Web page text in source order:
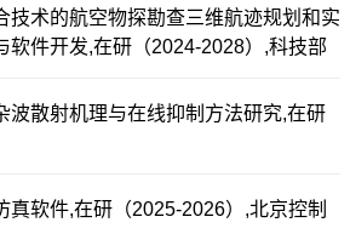
技术的航空物探勘查三维航迹规划和实
软件开发,在研（2024-2028）,科技部
波散射机理与在线抑制方法研究,在研
真软件,在研（2025-2026）,北京控制